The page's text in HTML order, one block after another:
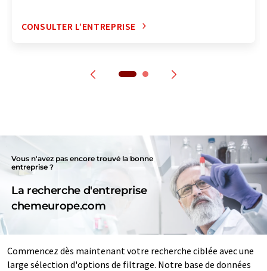
CONSULTER L’ENTREPRISE
Vous n'avez pas encore trouvé la bonne
entreprise ?
La recherche d'entreprise
chemeurope.com
Commencez dès maintenant votre recherche ciblée avec une
large sélection d'options de filtrage. Notre base de données